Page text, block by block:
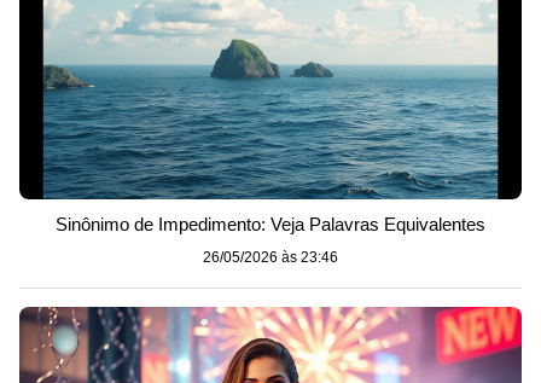
Sinônimo de Impedimento: Veja Palavras Equivalentes
26/05/2026 às 23:46